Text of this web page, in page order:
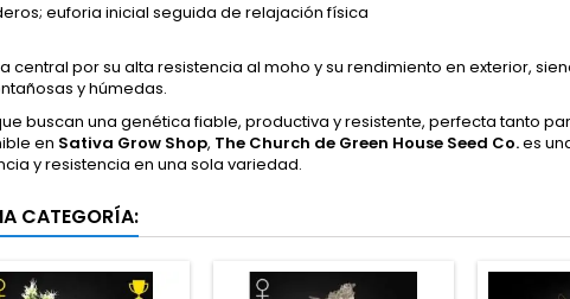
euforia inicial seguida de relajación física
central por su alta resistencia al moho y su rendimiento en exterior,
y húmedas.
buscan una genética fiable, productiva y resistente, perfecta tanto
en Sativa Grow Shop, The Church de Green House Seed Co.es
y resistencia en una sola variedad.
CATEGORÍA: